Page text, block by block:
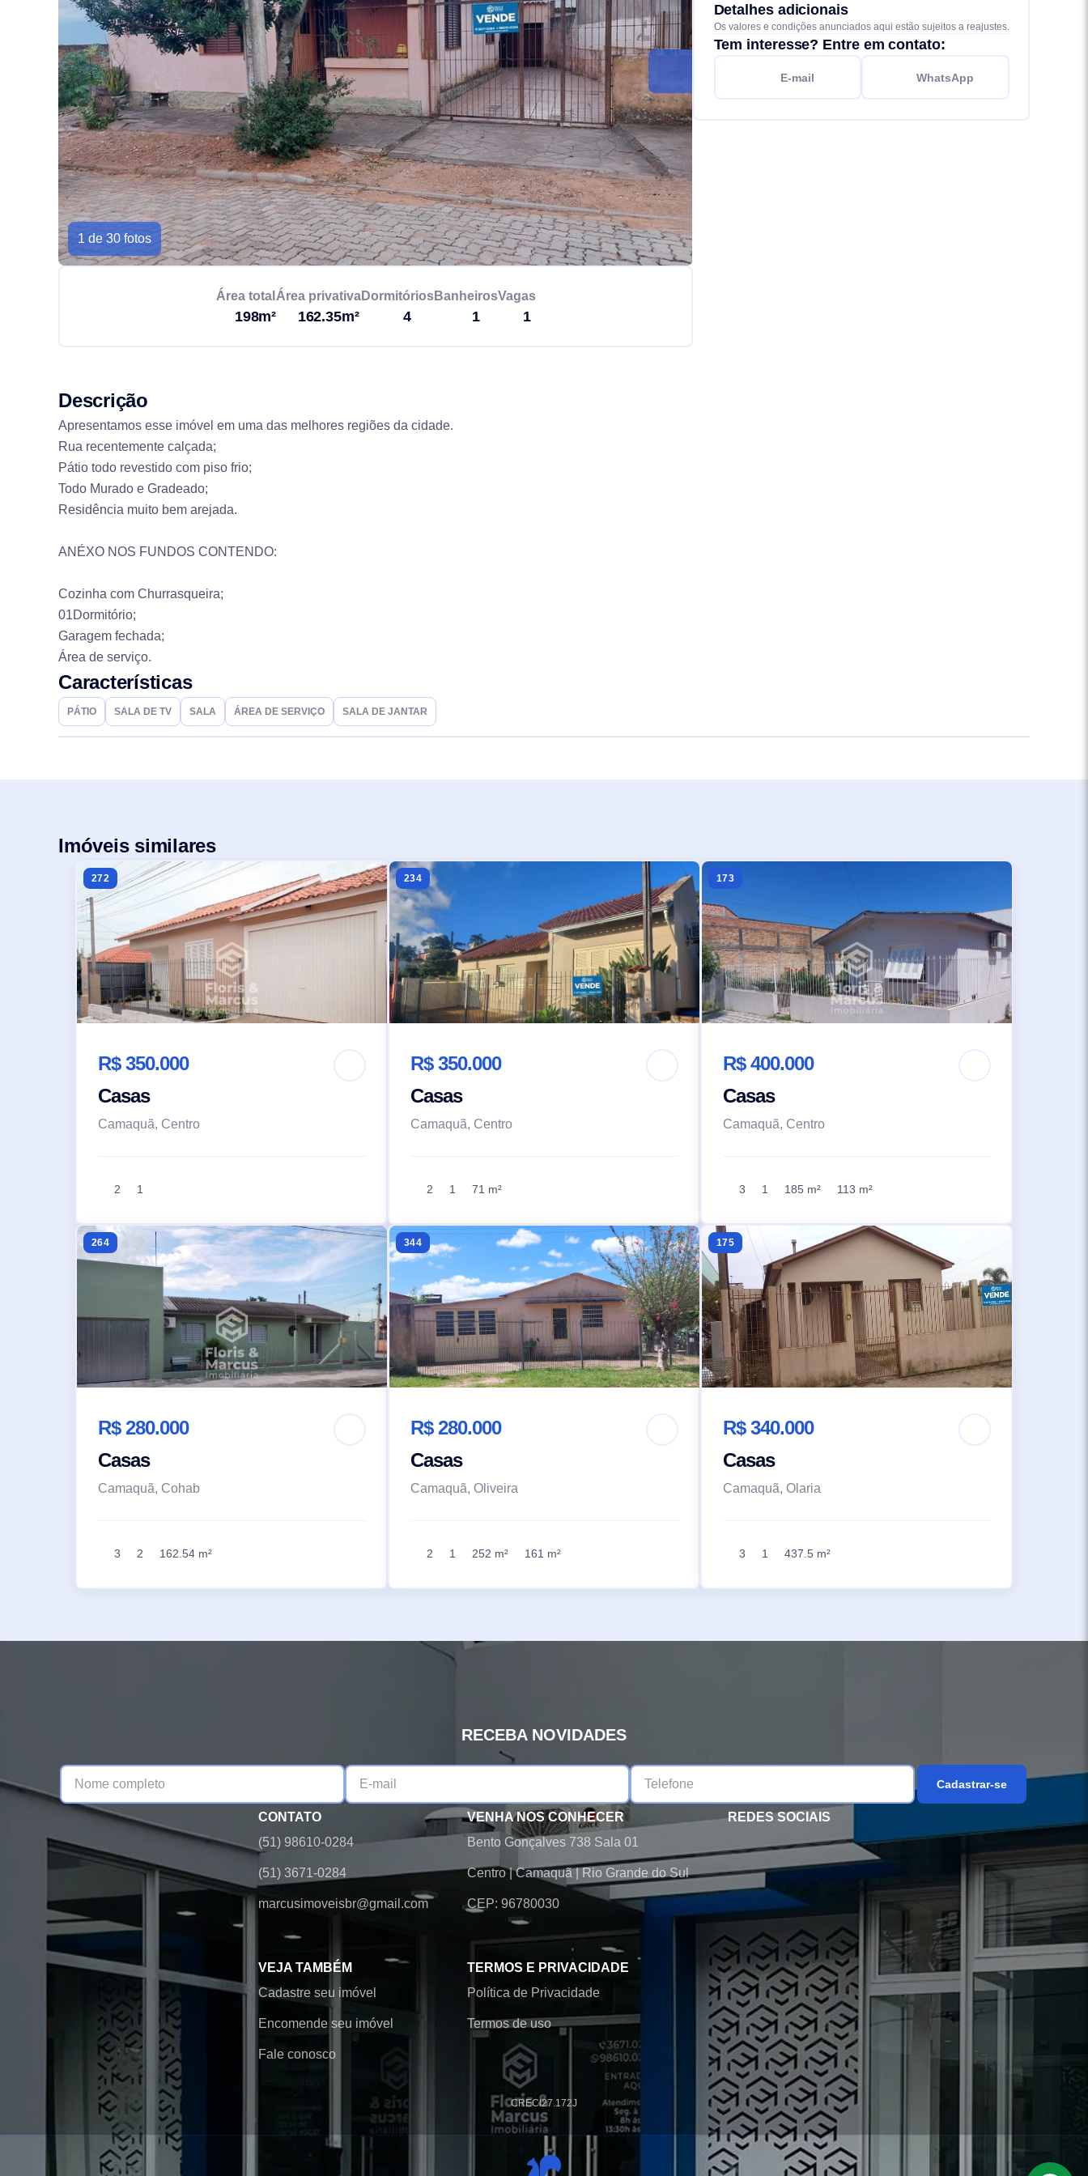
1 de 30 fotos
Área total
198m²
Área privativa
162.35m²
Dormitórios
4
Banheiros
1
Vagas
1
Detalhes adicionais
Os valores e condições anunciados aqui estão sujeitos a reajustes.
Tem interesse? Entre em contato:
E-mail WhatsApp
Descrição
Apresentamos esse imóvel em uma das melhores regiões da cidade.
Rua recentemente calçada;
Pátio todo revestido com piso frio;
Todo Murado e Gradeado;
Residência muito bem arejada.
ANÉXO NOS FUNDOS CONTENDO:
Cozinha com Churrasqueira;
01Dormitório;
Garagem fechada;
Área de serviço.
Características
PÁTIO SALA DE TV SALA ÁREA DE SERVIÇO SALA DE JANTAR
Imóveis similares
272
R$ 350.000
Casas
Camaquã, Centro
2 1
234
R$ 350.000
Casas
Camaquã, Centro
2 1 71 m²
173
R$ 400.000
Casas
Camaquã, Centro
3 1 185 m² 113 m²
264
R$ 280.000
Casas
Camaquã, Cohab
3 2 162.54 m²
344
R$ 280.000
Casas
Camaquã, Oliveira
2 1 252 m² 161 m²
175
R$ 340.000
Casas
Camaquã, Olaria
3 1 437.5 m²
RECEBA NOVIDADES
Cadastrar-se
CONTATO
(51) 98610-0284
(51) 3671-0284
marcusimoveisbr@gmail.com
VENHA NOS CONHECER
Bento Gonçalves 738 Sala 01
Centro|Camaquã| Rio Grande do Sul
CEP: 96780030
REDES SOCIAIS
VEJA TAMBÉM
Cadastre seu imóvel
Encomende seu imóvel
Fale conosco
TERMOS E PRIVACIDADE
Política de Privacidade
Termos de uso
CRECI27.172J